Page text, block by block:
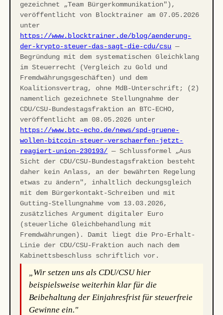
gezeichnet „Team Bürgerkommunikation"),
veröffentlicht von Blocktrainer am 07.05.2026
unter
https://www.blocktrainer.de/blog/aenderung-
der-krypto-steuer-das-sagt-die-cdu/csu —
Begründung mit dem systematischen Gleichklang
im Steuerrecht (Vergleich zu Gold und
Fremdwährungsgeschäften) und dem
Koalitionsvertrag, ohne MdB-Unterschrift; (2)
namentlich gezeichnete Stellungnahme der
CDU/CSU-Bundestagsfraktion an BTC-ECHO,
veröffentlicht am 08.05.2026 unter
https://www.btc-echo.de/news/spd-gruene-
wollen-bitcoin-steuer-verschaerfen-jetzt-
reagiert-union-230193/ — Schlussformel „Aus
Sicht der CDU/CSU-Bundestagsfraktion besteht
daher kein Anlass, an der bewährten Regelung
etwas zu ändern", inhaltlich deckungsgleich
mit dem Bürgerkontakt-Schreiben und mit
Gutting-Stellungnahme vom 13.03.2026,
zusätzliches Argument digitaler Euro
(steuerliche Gleichbehandlung mit
Fremdwährungen). Damit liegt die Pro-Erhalt-
Linie der CDU/CSU-Fraktion auch nach dem
Kabinettsbeschluss schriftlich vor.
„Wir setzen uns als CDU/CSU hier
beispielsweise weiterhin klar für die
Beibehaltung der Einjahresfrist für steuerfreie
Gewinne ein."